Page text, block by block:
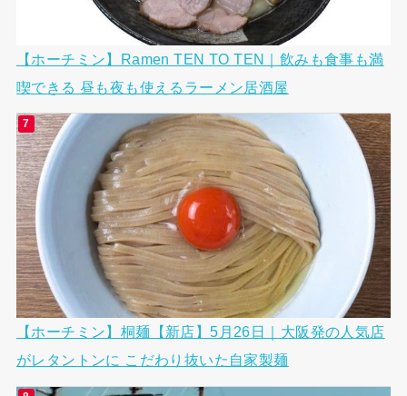
【ホーチミン】Ramen TEN TO TEN｜飲みも食事も満
喫できる 昼も夜も使えるラーメン居酒屋
【ホーチミン】桐麺【新店】5月26日｜大阪発の人気店
がレタントンに こだわり抜いた自家製麺